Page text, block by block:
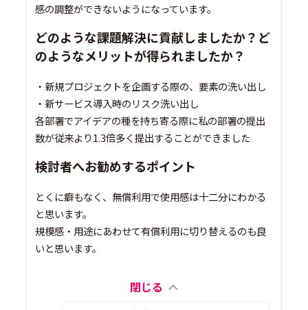
感の調整ができないようになっています。
どのような課題解決に貢献しましたか？ど
のようなメリットが得られましたか？
・新規プロジェクトを企画する際の、要素の洗い出し
・新サービス導入時のリスク洗い出し
各部署でアイデアの種を持ち寄る際に私の部署の提出
数が従来より1.3倍多く提出することができました
検討者へお勧めするポイント
とくに癖もなく、無償利用で使用感は十二分にわかる
と思います。
規模感・用途にあわせて有償利用に切り替えるのも良
いと思います。
閉じる